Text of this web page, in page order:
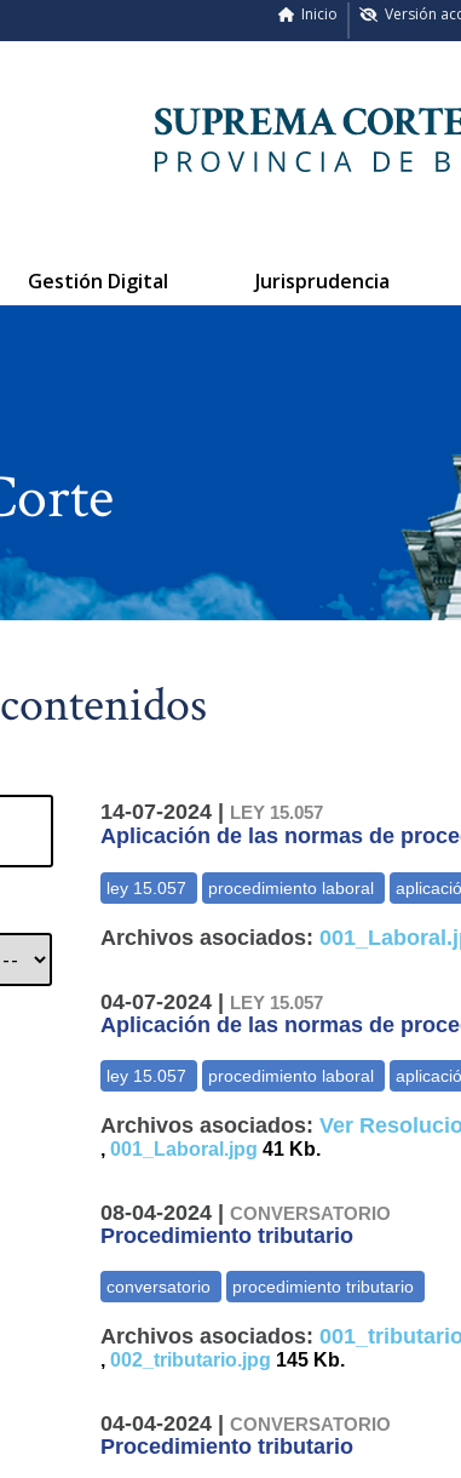
Versión
Inicio
Gestión Digital Jurisprudencia
14-07-2024 | LEY 15.057
Aplicación de las normas de
Archivos asociados:
04-07-2024 | LEY 15.057
Aplicación de las normas de
Archivos asociados: Ver
, 001_Laboral.jpg 41 Kb.
08-04-2024 | CONVERSATORIO
Procedimiento tributario
Archivos asociados:
, 002_tributario.jpg 145 Kb.
04-04-2024 | CONVERSATORIO
Procedimiento tributario